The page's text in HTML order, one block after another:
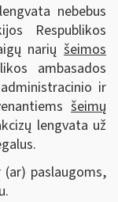
nebebus
Respublikos
narių šeimos
ambasados
ir
šeimų
lengvata už
paslaugoms,